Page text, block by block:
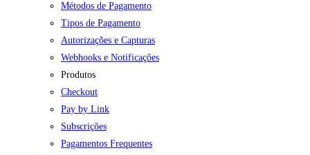
Métodos de Pagamento
Tipos de Pagamento
Autorizações e Capturas
Webhooks e Notificações
Produtos
Checkout
Pay by Link
Subscrições
Pagamentos Frequentes